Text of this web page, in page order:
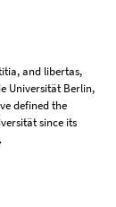
and libertas,
Universität Berlin,
defined the
since its